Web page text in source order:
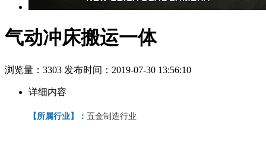
气动冲床搬运一体
浏览量：3303 发布时间：2019-07-30 13:56:10
详细内容
【 所属行业】 ： 五金制造行业